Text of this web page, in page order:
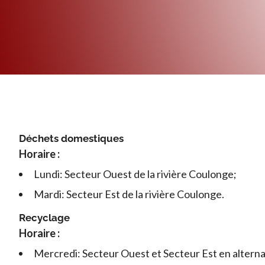
Déchets domestiques
Horaire :
Lundi: Secteur Ouest de la rivière Coulonge;
Mardi: Secteur Est de la rivière Coulonge.
Recyclage
Horaire :
Mercredi: Secteur Ouest et Secteur Est en